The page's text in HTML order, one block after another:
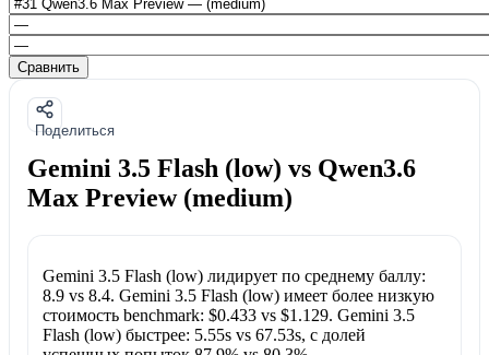
Сравнить
Поделиться
Gemini 3.5 Flash (low) vs Qwen3.6
Max Preview (medium)
Gemini 3.5 Flash (low)лидирует по среднему баллу:
8.9vs 8.4. Gemini 3.5 Flash (low)имеет более низкую
стоимость benchmark: $0.433vs $1.129. Gemini 3.5
Flash (low)быстрее: 5.55svs 67.53s, с долей